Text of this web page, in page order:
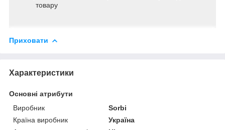
товару
Приховати
Характеристики
Основні атрибути
Виробник
Sorbi
Країна виробник
Україна